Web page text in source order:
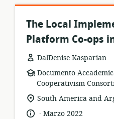
The Local
Platform Co-ops
DalDenise Kasparian
formato
della
risorsa:
Documento
Cooperativism
località
South America and
lingua:
.
dataMarzo 2022